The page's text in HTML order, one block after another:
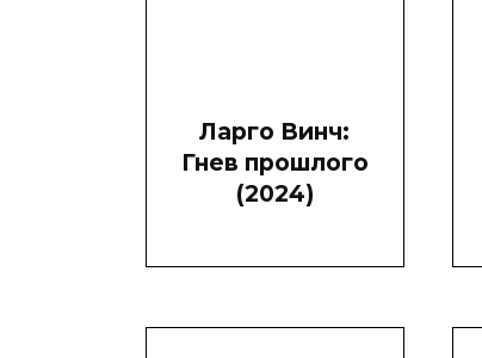
Ларго Винч:
Гнев прошлого
(2024)